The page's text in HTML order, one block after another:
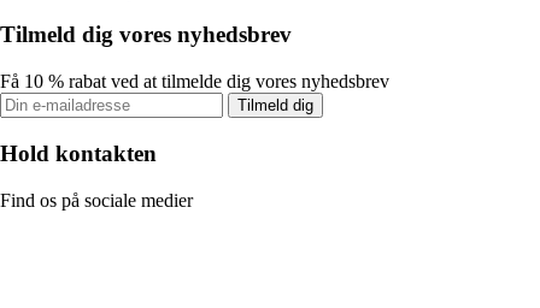
Tilmeld dig vores nyhedsbrev
Få 10 % rabat ved at tilmelde dig vores nyhedsbrev
Tilmeld dig
Hold kontakten
Find os på sociale medier